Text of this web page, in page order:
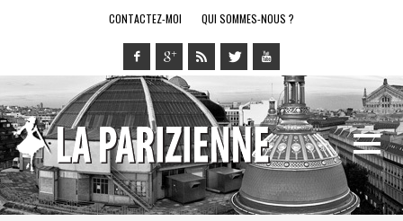
CONTACTEZ-MOI QUI SOMMES-NOUS ?